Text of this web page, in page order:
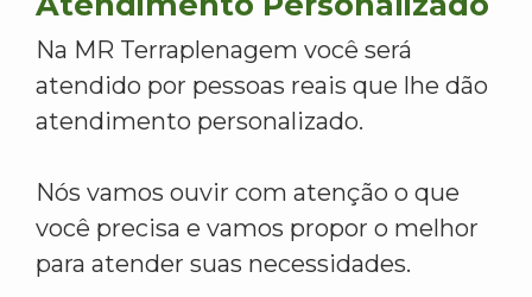
Na MR Terraplenagem você será
atendido por pessoas reais que lhe dão
atendimento personalizado.
Nós vamos ouvir com atenção o que
você precisa e vamos propor o melhor
para atender suas necessidades.